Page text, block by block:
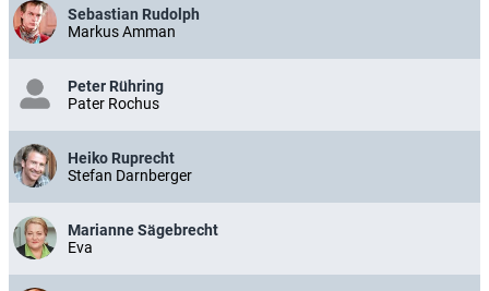
Sebastian Rudolph
Markus Amman
Peter Rühring
Pater Rochus
Heiko Ruprecht
Stefan Darnberger
Marianne Sägebrecht
Eva